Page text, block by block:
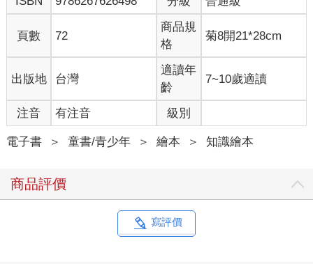
頁數 72
商品規
格
菊8開21*28cm
出版地 台灣
適讀年
齡
7~10歲適讀
注音 有注音 級別
電子書 ＞ 童書/青少年 ＞ 繪本 ＞ 知識繪本
商品評價
寫評價